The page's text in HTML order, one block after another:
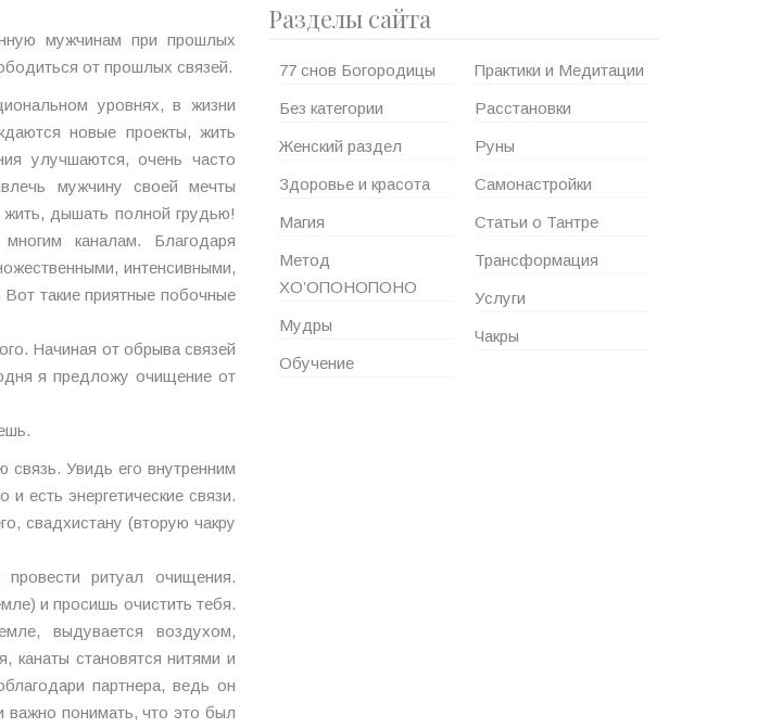
мужчинам при прошлых
от прошлых связей.
уровнях, в жизни
новые проекты, жить
улучшаются, очень часто
мужчину своей мечты
жить, дышать полной грудью!
каналам. Благодаря
интенсивными,
такие приятные побочные
Начиная от обрыва связей
я предложу очищение от
связь. Увидь его внутренним
есть энергетические связи.
свадхистану (вторую чакру
ритуал очищения.
и просишь очистить тебя.
выдувается воздухом,
канаты становятся нитями и
партнера, ведь он
важно понимать, что это был
Разделы сайта
77 снов Богородицы
Без категории
Женский раздел
Здоровье и красота
Магия
Метод
ХО’ОПОНОПОНО
Мудры
Обучение
Практики и Медитации
Расстановки
Руны
Самонастройки
Статьи о Тантре
Трансформация
Услуги
Чакры